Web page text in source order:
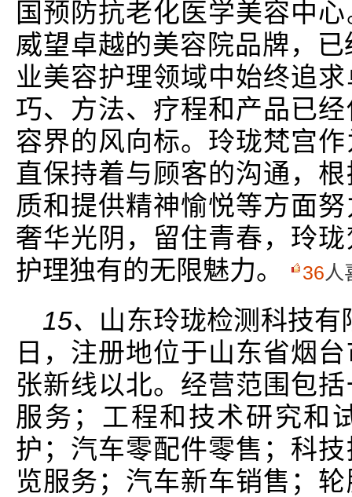
国预防抗老化医学美容中
威望卓越的美容院品牌，
业美容护理领域中始终追
巧、方法、疗程和产品已
容界的风向标。玲珑梵宫
直保持着与顾客的沟通，
质和提供精神愉悦等方面
奢华光阴，留住青春，玲
护理独有的无限魅力。
36人
15、 山东玲珑检测科技
日，注册地位于山东省烟
张新线以北。经营范围包
服务；工程和技术研究和
护；汽车零配件零售；科
览服务；汽车新车销售；